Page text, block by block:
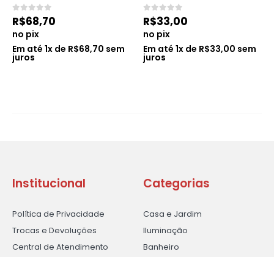
0de 5
R$68,70
no pix
Em até 1x de R$68,70 sem
juros
0de 5
R$33,00
no pix
Em até 1x de R$33,00 sem
juros
Institucional
Política de Privacidade
Trocas e Devoluções
Central de Atendimento
Categorias
Casa e Jardim
Iluminação
Banheiro